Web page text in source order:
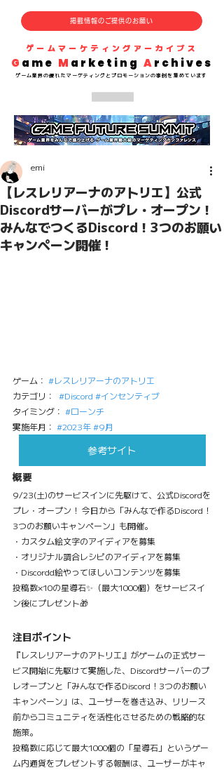
G ame M arketing Archives
​ゲーム業界の優れた マーケティングとプロモーションの事例を集めています
掲載情報のご提供のお願い
​ゲームマーケティングアーカイブス
【レスレリアーナのアトリエ】公式
Discordサーバーがプレ・オープン！
みんなでつくるDiscord！3つのお願い
キャンペーン開催！
emi
ゲーム： #レスレリアーナのアトリエ
カテゴリ： #Discord #インセンティブ
タイミング： #ローンチ
実施年月： #2023年#9月
参考サイト
概要
9/23(土)のサービスインに先駆けて、公式Discordを
プレ・オープン！ 今日から「みんなで作るDiscord！
3つのお願いキャンペーン」も開催。
・カスタム絵文字のアイディアを募集
・オリジナル調合レシピのアイディアを募集
・Discordd絵やってほしいコンテンツを募集
投稿数×10の星導石✨（最大1000個）をサービスイ
ン後にプレゼント🎁
注目ポイント
『レスレリアーナのアトリエ』がゲームの正式サー
ビス開始に先駆けて実施した、Discordサーバーのプ
レオープンと「みんなで作るDiscord！3つのお願い
キャンペーン」は、ユーザーを巻き込み、リリース
前からコミュニティを活性化させるための戦略的な
施策。
投稿数に応じて最大1000個の「星導石」というゲー
ム内通貨をプレゼントする報酬は、ユーザーがキャ